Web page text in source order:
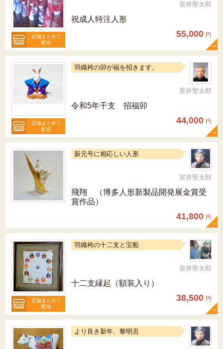
店舗まとめて
配送
室井聖太郎
祝成人特注人形
55,000 円
店舗まとめて
配送
羽織袴の卯が福を招きます。
室井聖太郎
令和5年干支 招福卯
44,000 円
新元号に相応しい人形
室井聖太郎
飛翔 （博多人形新製品開発展金賞受
賞作品）
41,800 円
店舗まとめて
配送
羽織袴の十二支と宝船
室井聖太郎
十二支縁起（額装入り）
38,500 円
より良き新年、黎明丑